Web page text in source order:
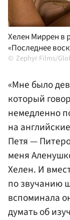
Хелен Миррен в
«Последнее
Zephyr Films/
«Мне было
который
немедленно
на
Петя —
меня
Хелен. И
по звучанию
вспоминала
думать об